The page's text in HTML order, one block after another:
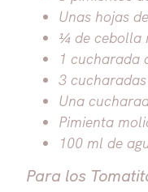
Unas hojas
¼ de cebolla
1 cucharada
3
Una
Pimienta
100 ml de
Para los